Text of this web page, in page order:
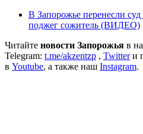
В Запорожье перенесли
поджег сожитель (ВИДЕО)
Читайте новости Запорожья в
Telegram: t.me/akzentzp , Twitterи
в Youtube, а также наш Instagram.